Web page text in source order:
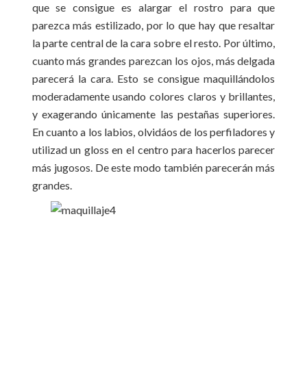
que se consigue es alargar el rostro para que
parezca más estilizado, por lo que hay que resaltar
la parte central de la cara sobre el resto. Por último,
cuanto más grandes parezcan los ojos, más delgada
parecerá la cara. Esto se consigue maquillándolos
moderadamente usando colores claros y brillantes,
y exagerando únicamente las pestañas superiores.
En cuanto a los labios, olvidáos de los perfiladores y
utilizad un gloss en el centro para hacerlos parecer
más jugosos. De este modo también parecerán más
grandes.